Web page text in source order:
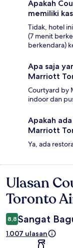
Apakah
memiliki
Tidak, hotel
(7 menit
berkendara)
Apa saja
Marriott
Courtyard by
indoor dan
Apakah
Marriott
Ya, ada
Ulasan
Ulasan
Toronto
8,8 Sangat
1.007 ulasan